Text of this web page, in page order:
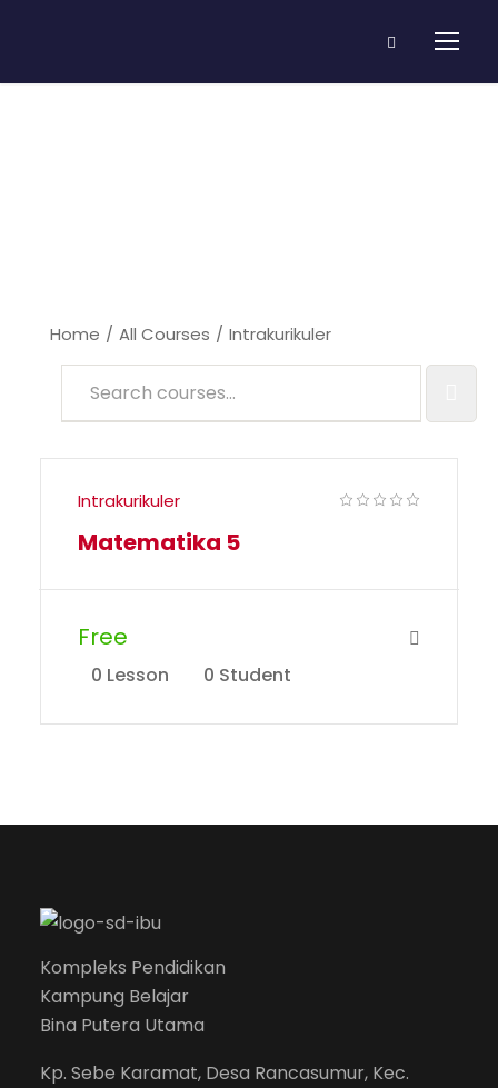
Home All Courses Intrakurikuler
Intrakurikuler
Matematika 5
Free
0 Lesson 0 Student
Kompleks Pendidikan
Kampung Belajar
Bina Putera Utama
Kp. Sebe Karamat, Desa Rancasumur, Kec.